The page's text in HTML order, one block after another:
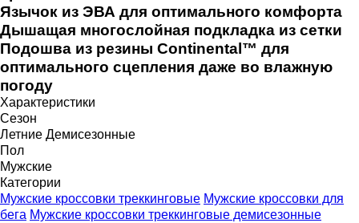
Язычок из ЭВА для оптимального комфорта
Дышащая многослойная подкладка из сетки
Подошва из резины Continental™ для
оптимального сцепления даже во влажную
погоду
Характеристики
Сезон
Летние Демисезонные
Пол
Мужские
Категории
Мужские кроссовки треккинговые Мужские кроссовки для
бега Мужские кроссовки треккинговые демисезонные